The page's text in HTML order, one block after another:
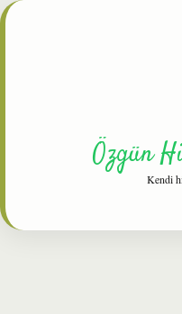
Özgün
Kendi